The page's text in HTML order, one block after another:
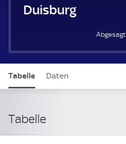
MSV Duisburg
Abgesagt
Tabelle Daten
Tabelle